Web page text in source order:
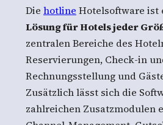
Die hotline Hotelsoftware ist
Lösung für Hotels jeder
zentralen Bereiche des
Reservierungen, Check-in
Rechnungsstellung und
Zusätzlich lässt sich die
zahlreichen Zusatzmodulen